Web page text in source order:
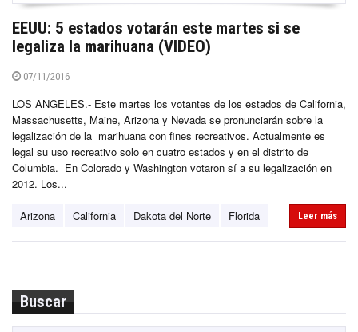
EEUU: 5 estados votarán este martes si se
legaliza la marihuana (VIDEO)
07/11/2016
LOS ANGELES.- Este martes los votantes de los estados de California,
Massachusetts, Maine, Arizona y Nevada se pronunciarán sobre la
legalización de la marihuana con fines recreativos. Actualmente es
legal su uso recreativo solo en cuatro estados y en el distrito de
Columbia. En Colorado y Washington votaron sí a su legalización en
2012. Los...
Arizona California Dakota del Norte Florida Leer más
Buscar